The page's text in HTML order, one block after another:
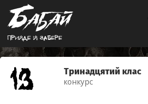
Прийде й забере
Тринадцятий клас
конкурс